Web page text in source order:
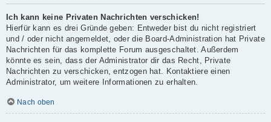
Ich kann keine Privaten Nachrichten verschicken!
Hierfür kann es drei Gründe geben: Entweder bist du nicht registriert
und / oder nicht angemeldet, oder die Board-Administration hat Private
Nachrichten für das komplette Forum ausgeschaltet. Außerdem
könnte es sein, dass der Administrator dir das Recht, Private
Nachrichten zu verschicken, entzogen hat. Kontaktiere einen
Administrator, um weitere Informationen zu erhalten.
Nach oben